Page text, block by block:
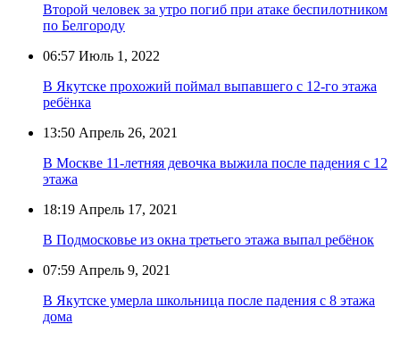
Второй человек за утро погиб при атаке беспилотником
по Белгороду
06:57 Июль 1, 2022
В Якутске прохожий поймал выпавшего с 12-го этажа
ребёнка
13:50 Апрель 26, 2021
В Москве 11-летняя девочка выжила после падения с 12
этажа
18:19 Апрель 17, 2021
В Подмосковье из окна третьего этажа выпал ребёнок
07:59 Апрель 9, 2021
В Якутске умерла школьница после падения с 8 этажа
дома